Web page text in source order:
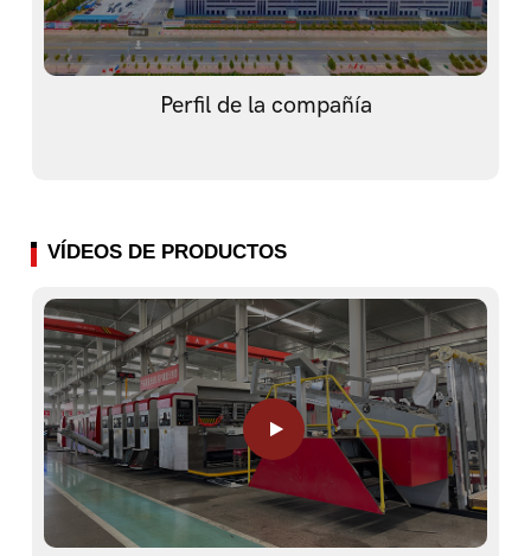
Perfil de la compañía
VÍDEOS DE PRODUCTOS